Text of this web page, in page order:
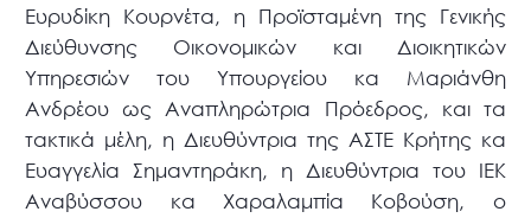
Ευρυδίκη Κουρνέτα, η Προϊσταμένη της Γενικής
Διεύθυνσης Οικονομικών και Διοικητικών
Υπηρεσιών του Υπουργείου κα Μαριάνθη
Ανδρέου ως Αναπληρώτρια Πρόεδρος, και τα
τακτικά μέλη, η Διευθύντρια της ΑΣΤΕ Κρήτης κα
Ευαγγελία Σημαντηράκη, η Διευθύντρια του ΙΕΚ
Αναβύσσου κα Χαραλαμπία Κοβούση, ο